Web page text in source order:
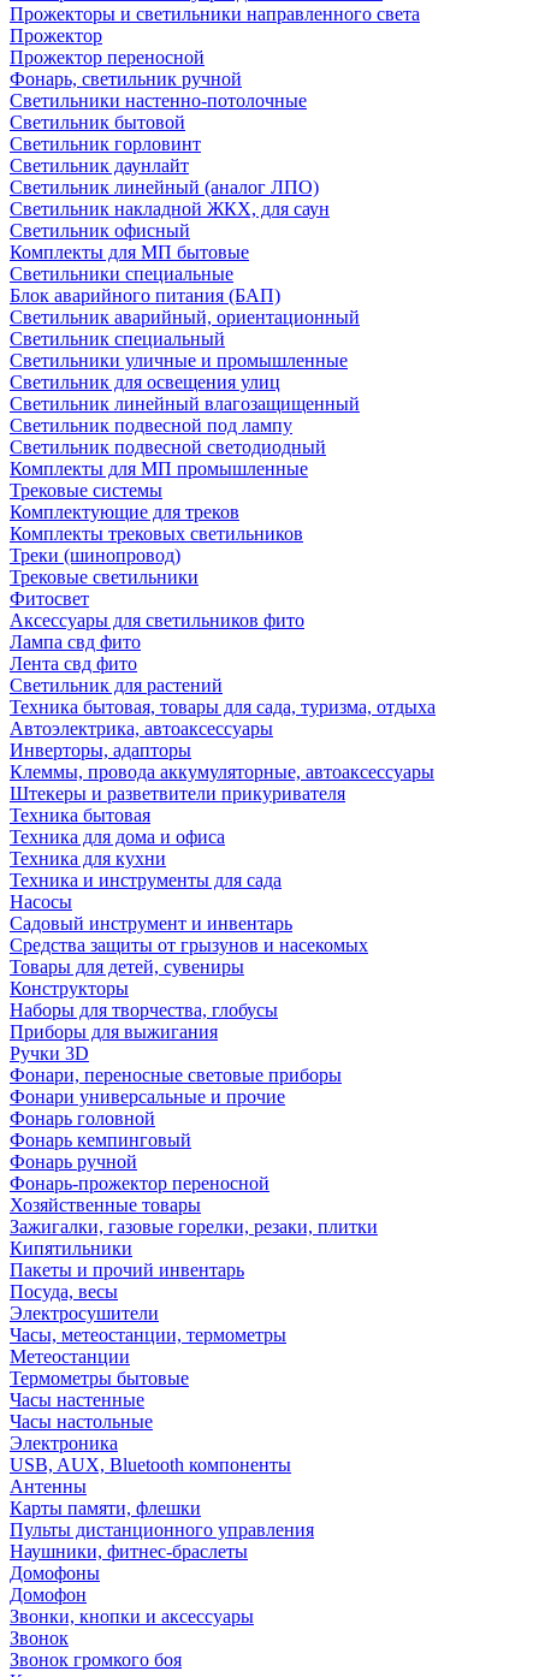
Прожекторы и светильники направленного света
Прожектор
Прожектор переносной
Фонарь, светильник ручной
Светильники настенно-потолочные
Светильник бытовой
Светильник горловинт
Светильник даунлайт
Светильник линейный (аналог ЛПО)
Светильник накладной ЖКХ, для саун
Светильник офисный
Комплекты для МП бытовые
Светильники специальные
Блок аварийного питания (БАП)
Светильник аварийный, ориентационный
Светильник специальный
Светильники уличные и промышленные
Светильник для освещения улиц
Светильник линейный влагозащищенный
Светильник подвесной под лампу
Светильник подвесной светодиодный
Комплекты для МП промышленные
Трековые системы
Комплектующие для треков
Комплекты трековых светильников
Треки (шинопровод)
Трековые светильники
Фитосвет
Аксессуары для светильников фито
Лампа свд фито
Лента свд фито
Светильник для растений
Техника бытовая, товары для сада, туризма, отдыха
Автоэлектрика, автоаксессуары
Инверторы, адапторы
Клеммы, провода аккумуляторные, автоаксессуары
Штекеры и разветвители прикуривателя
Техника бытовая
Техника для дома и офиса
Техника для кухни
Техника и инструменты для сада
Насосы
Садовый инструмент и инвентарь
Средства защиты от грызунов и насекомых
Товары для детей, сувениры
Конструкторы
Наборы для творчества, глобусы
Приборы для выжигания
Ручки 3D
Фонари, переносные световые приборы
Фонари универсальные и прочие
Фонарь головной
Фонарь кемпинговый
Фонарь ручной
Фонарь-прожектор переносной
Хозяйственные товары
Зажигалки, газовые горелки, резаки, плитки
Кипятильники
Пакеты и прочий инвентарь
Посуда, весы
Электросушители
Часы, метеостанции, термометры
Метеостанции
Термометры бытовые
Часы настенные
Часы настольные
Электроника
USB, AUX, Bluetooth компоненты
Антенны
Карты памяти, флешки
Пульты дистанционного управления
Наушники, фитнес-браслеты
Домофоны
Домофон
Звонки, кнопки и аксессуары
Звонок
Звонок громкого боя